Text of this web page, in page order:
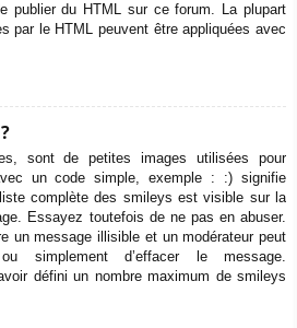
publier du HTML sur ce forum. La plupart
par le HTML peuvent être appliquées avec
sont de petites images utilisées pour
un code simple, exemple : :) signifie
complète des smileys est visible sur la
Essayez toutefois de ne pas en abuser.
un message illisible et un modérateur peut
simplement d’effacer le message.
défini un nombre maximum de smileys